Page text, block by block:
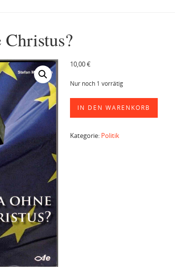
10,00€
Nur noch 1 vorrätig
ohne
Menge
IN DEN WARENKORB
Kategorie: Politik